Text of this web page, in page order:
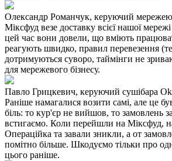
Олександр Романчук, керуючий мережею
Міксфуд везе доставку всієї нашої
цей час вони довели, що вміють
реагують швидко, правил перевезення
дотримуються суворо, таймінги не
для мережевого бізнесу.
Павло Грицкевич, керуючий сушібара
Раніше намагалися возити самі, але це
біль: то кур'єр не вийшов, то замовлень
встигаємо. Коли перейшли на Міксфуд,
Операційка та завали зникли, а от
помітно більше. Шкодуємо тільки про
цього раніше.